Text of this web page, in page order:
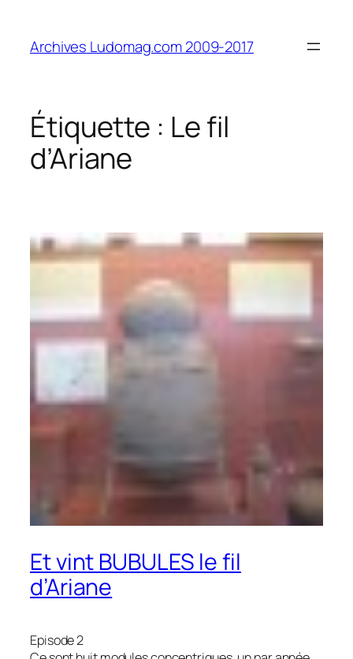
contenu
Archives Ludomag.com 2009-2017
Étiquette : Le fil
d’Ariane
Et vint BUBULES le fil
d’Ariane
Episode 2